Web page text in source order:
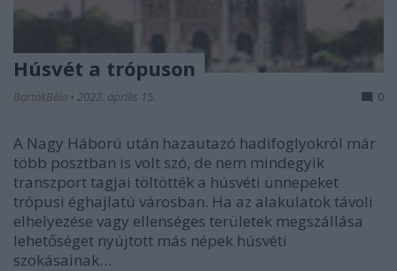
Húsvét a trópuson
BartókBéla • 2022. április 15. 0
A Nagy Háború után hazautazó hadifoglyokról már
több posztban is volt szó, de nem mindegyik
transzport tagjai töltötték a húsvéti ünnepeket
trópusi éghajlatú városban. Ha az alakulatok távoli
elhelyezése vagy ellenséges területek megszállása
lehetőséget nyújtott más népek húsvéti
szokásainak…